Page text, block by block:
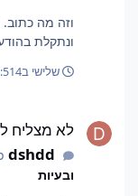
וזה מה
ונתקלת
שלישי ב12:514 ימים
לא מצליח
dshdd
ובעיות